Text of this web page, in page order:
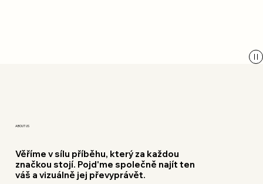
Věříme v sílu příběhu, který za každou
značkou stojí. Pojd'me společně najít ten
váš a vizuálně jej převyprávět.
ABOUT US